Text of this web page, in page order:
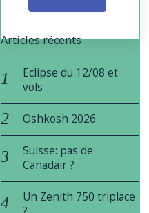
Articles récents
Eclipse du 12/08 et
vols
Oshkosh 2026
Suisse: pas de
Canadair ?
Un Zenith 750 triplace